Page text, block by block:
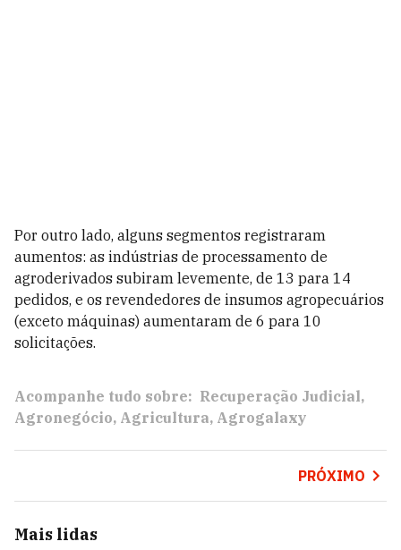
Por outro lado, alguns segmentos registraram
aumentos: as indústrias de processamento de
agroderivados subiram levemente, de 13 para 14
pedidos, e os revendedores de insumos agropecuários
(exceto máquinas) aumentaram de 6 para 10
solicitações.
Acompanhe tudo sobre: Recuperação Judicial
Agronegócio Agricultura Agrogalaxy
PRÓXIMO
Mais lidas